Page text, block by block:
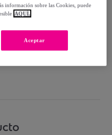
información sobre las Cookies, puede
AQUÍ.
Aceptar